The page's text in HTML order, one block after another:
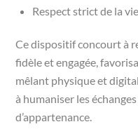
Respect strict de la
Ce dispositif concourt à
fidèle et engagée,
mêlant physique et
à humaniser les
d’appartenance.